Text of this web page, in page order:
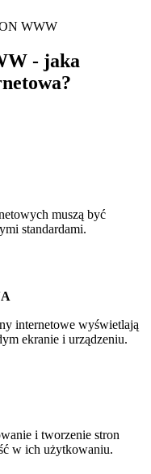
WWW
- jaka
muszą być
standardami.
internetowe wyświetlają
ekranie i urządzeniu.
i tworzenie stron
w ich użytkowaniu.